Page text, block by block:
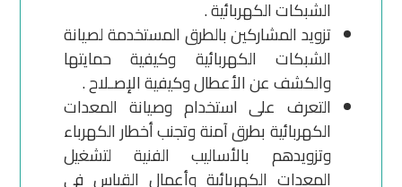
الشبكات الكهربائية .
تزويد المشاركين بالطرق المستخدمة لصيانة
الشبكات الكهربائية وكيفية حمايتها
والكشف عن الأعطال وكيفية الإصـلاح .
التعرف على استخدام وصيانة المعدات
الكهربائية بطرق آمنة وتجنب أخطار الكهرباء
وتزويدهم بالأساليب الفنية لتشغيل
المعدات الكهربائية وأعمال القياس في